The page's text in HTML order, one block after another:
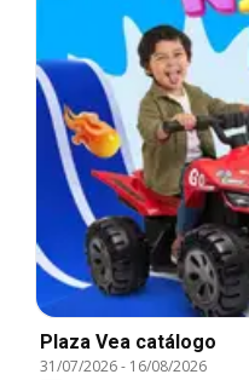
Plaza Vea catálogo
31/07/2026- 16/08/2026